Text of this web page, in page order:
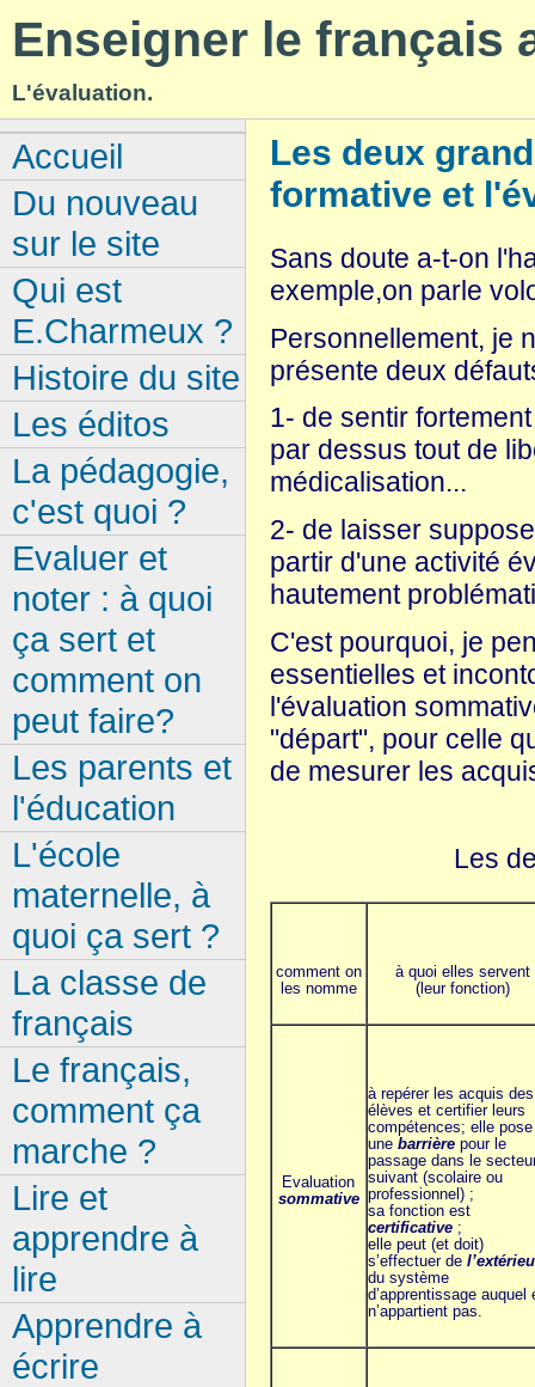
Enseigner le français
L'évaluation.
Les deux
formative et
Sans doute a-t-on
exemple,on parle
Personnellement, je
présente deux
1- de sentir
par dessus tout de
médicalisation...
2- de laisser
partir d'une activité
hautement
C'est pourquoi, je
essentielles et
l'évaluation
"départ", pour celle
de mesurer les
Les
comment on
les nomme
à quoi elles servent
(leur fonction)
Evaluation
sommative
à repérer les acquis des
élèves et certifier leurs
compétences; elle pose
une barrièrepour le
passage dans le
suivant (scolaire ou
professionnel) ;
sa fonction est
certificative ;
elle peut (et doit)
s’effectuer de
du système
d’apprentissage auquel
n’appartient pas.
Accueil
Du nouveau
sur le site
Qui est
E.Charmeux ?
Histoire du site
Les éditos
La pédagogie,
c'est quoi ?
Evaluer et
noter : à quoi
ça sert et
comment on
peut faire?
Les parents et
l'éducation
L'école
maternelle, à
quoi ça sert ?
La classe de
français
Le français,
comment ça
marche ?
Lire et
apprendre à
lire
Apprendre à
écrire